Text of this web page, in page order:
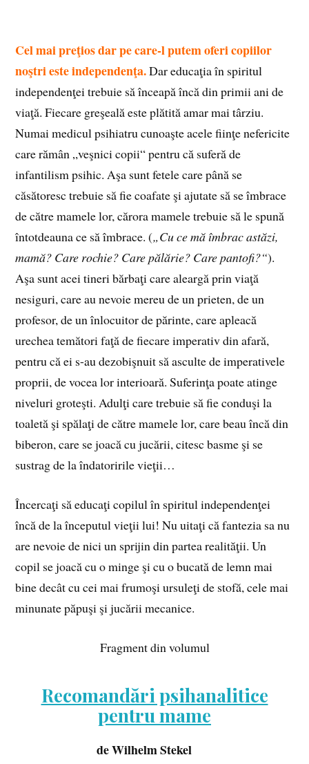
Cel mai preţios dar pe care-l putem oferi copiilor
noştri este independenţa.Dar educaţia în spiritul
independenţei trebuie să înceapă încă din primii ani de
viaţă. Fiecare greşeală este plătită amar mai târziu.
Numai medicul psihiatru cunoaşte acele fiinţe nefericite
care rămân „veşnici copii“ pentru că suferă de
infantilism psihic. Aşa sunt fetele care până se
căsătoresc trebuie să fie coafate şi ajutate să se îmbrace
de către mamele lor, cărora mamele trebuie să le spună
întotdeauna ce să îmbrace. („Cu ce mă îmbrac astăzi,
mamă? Care rochie? Care pălărie? Care pantofi?“).
Aşa sunt acei tineri bărbaţi care aleargă prin viaţă
nesiguri, care au nevoie mereu de un prieten, de un
profesor, de un înlocuitor de părinte, care apleacă
urechea temători faţă de fiecare imperativ din afară,
pentru că ei s-au dezobişnuit să asculte de imperativele
proprii, de vocea lor interioară. Suferinţa poate atinge
niveluri groteşti. Adulţi care trebuie să fie conduşi la
toaletă şi spălaţi de către mamele lor, care beau încă din
biberon, care se joacă cu jucării, citesc basme şi se
sustrag de la îndatoririle vieţii…
Încercaţi să educaţi copilul în spiritul independenţei
încă de la începutul vieţii lui! Nu uitaţi că fantezia sa nu
are nevoie de nici un sprijin din partea realităţii. Un
copil se joacă cu o minge şi cu o bucată de lemn mai
bine decât cu cei mai frumoşi ursuleţi de stofă, cele mai
minunate păpuşi şi jucării mecanice.
Fragment din volumul
Recomandări psihanalitice
pentru mame
de Wilhelm Stekel